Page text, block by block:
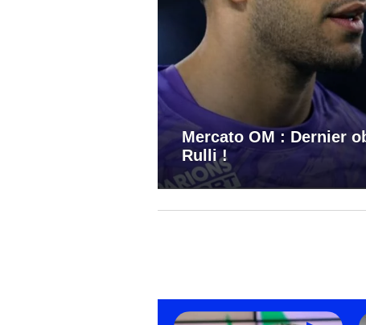
Mercato OM : Dernier
Rulli !